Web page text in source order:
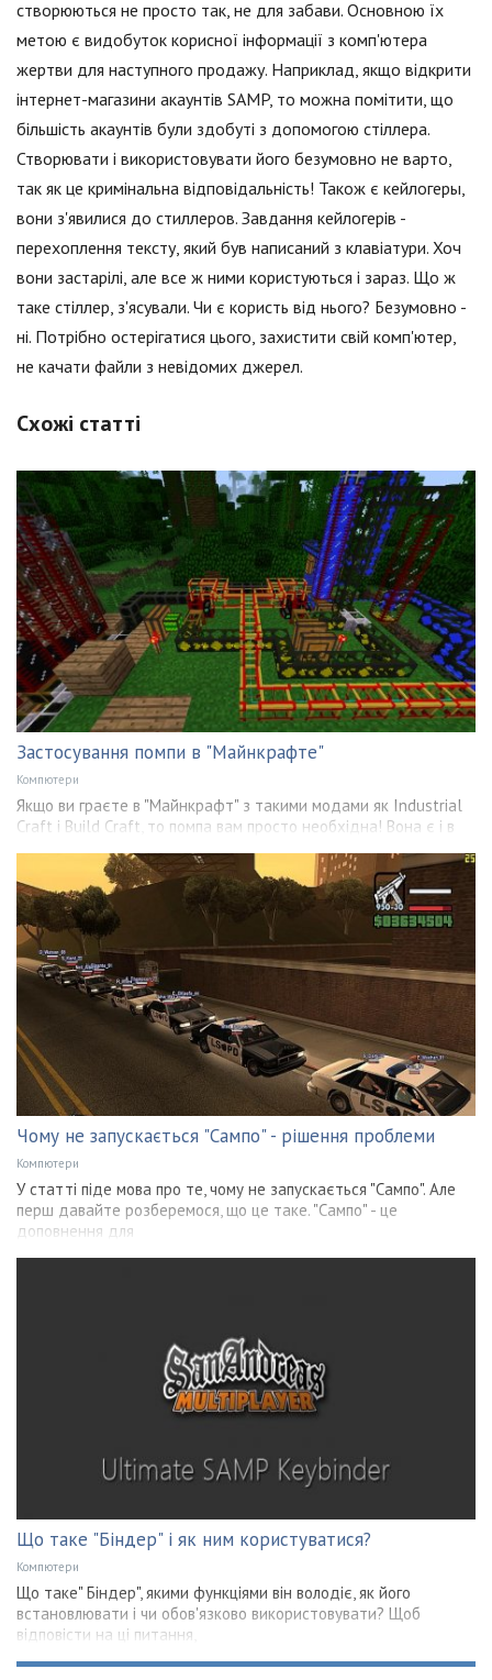
створюються не просто так, не для забави. Основною їх
метою є видобуток корисної інформації з комп'ютера
жертви для наступного продажу. Наприклад, якщо відкрити
інтернет-магазини акаунтів SAMP, то можна помітити, що
більшість акаунтів були здобуті з допомогою стіллера.
Створювати і використовувати його безумовно не варто,
так як це кримінальна відповідальність! Також є кейлогеры,
вони з'явилися до стиллеров. Завдання кейлогерів -
перехоплення тексту, який був написаний з клавіатури. Хоч
вони застарілі, але все ж ними користуються і зараз. Що ж
таке стіллер, з'ясували. Чи є користь від нього? Безумовно -
ні. Потрібно остерігатися цього, захистити свій комп'ютер,
не качати файли з невідомих джерел.
Схожі статті
Застосування помпи в "Майнкрафте"
Компютери
Якщо ви граєте в "Майнкрафт" з такими модами як Industrial
Craft і Build Craft, то помпа вам просто необхідна! Вона є і в
Чому не запускається "Сампо" - рішення проблеми
Компютери
У статті піде мова про те, чому не запускається "Сампо". Але
перш давайте розберемося, що це таке. "Сампо" - це
доповнення для
Що таке "Біндер" і як ним користуватися?
Компютери
Що таке" Біндер", якими функціями він володіє, як його
встановлювати і чи обов'язково використовувати? Щоб
відповісти на ці питання,